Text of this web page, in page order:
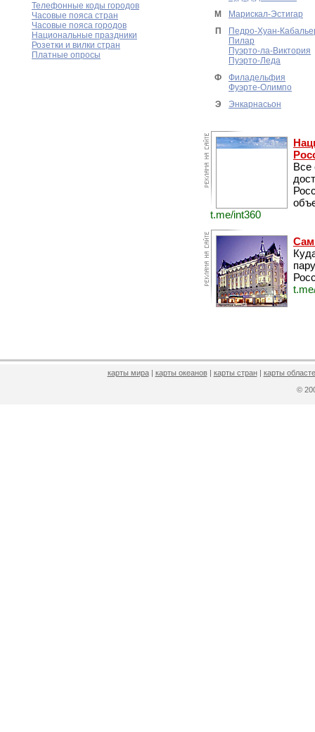
Телефонные коды городов
Часовые пояса стран
Часовые пояса городов
Национальные праздники
Розетки и вилки стран
Платные опросы
М
Марискал-Эстигар
П
Педро-Хуан-
Пилар
Пуэрто-ла-Виктория
Пуэрто-Леда
Ф
Филадельфия
Фуэрте-Олимпо
Э
Энкарнасьон
Все
t.me/int360
карты мира| карты океанов| карты стран| карты
©